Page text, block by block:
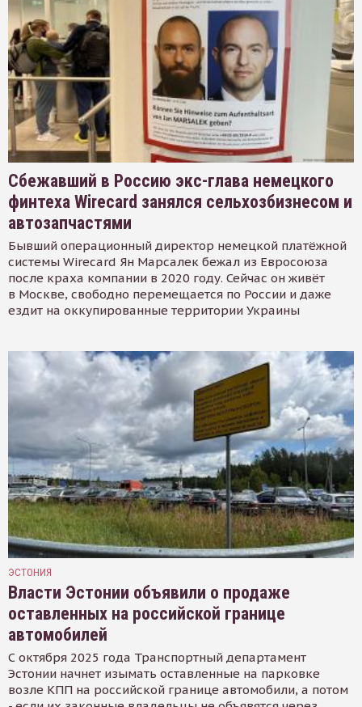
Сбежавший в Россию экс-глава немецкого
финтеха Wirecard занялся сельхозбизнесом и
автозапчастями
Бывший операционный директор немецкой платёжной
системы Wirecard Ян Марсалек бежал из Евросоюза
после краха компании в 2020 году. Сейчас он живёт
в Москве, свободно перемещается по России и даже
ездит на оккупированные территории Украины
ЭСТОНИЯ
Власти Эстонии объявили о продаже
оставленных на российской границе
автомобилей
С октября 2025 года Транспортный департамент
Эстонии начнет изымать оставленные на парковке
возле КПП на российской границе автомобили, а потом